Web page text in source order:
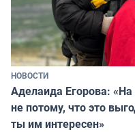
НОВОСТИ
Аделаида Егорова:
не потому, что это
ты им интересен»